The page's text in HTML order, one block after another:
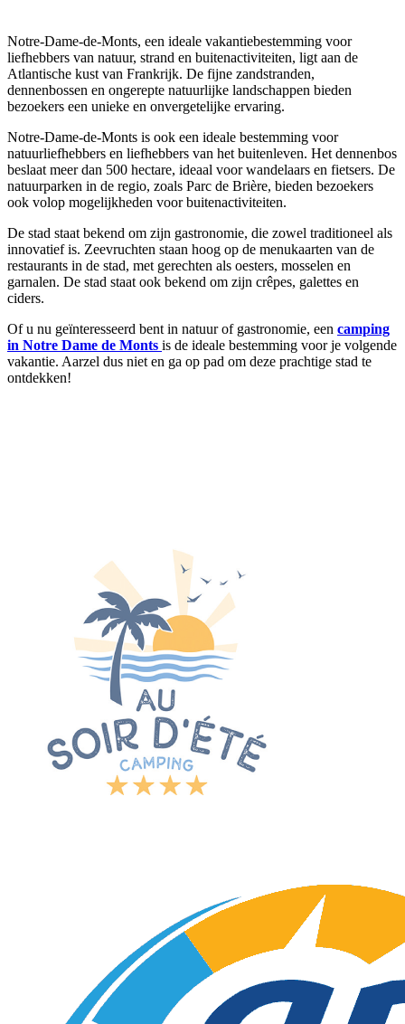
Notre-Dame-de-Monts, een ideale vakantiebestemming voor
liefhebbers van natuur, strand en buitenactiviteiten, ligt aan de
Atlantische kust van Frankrijk. De fijne zandstranden,
dennenbossen en ongerepte natuurlijke landschappen bieden
bezoekers een unieke en onvergetelijke ervaring.
Notre-Dame-de-Monts is ook een ideale bestemming voor
natuurliefhebbers en liefhebbers van het buitenleven. Het dennenbos
beslaat meer dan 500 hectare, ideaal voor wandelaars en fietsers. De
natuurparken in de regio, zoals Parc de Brière, bieden bezoekers
ook volop mogelijkheden voor buitenactiviteiten.
De stad staat bekend om zijn gastronomie, die zowel traditioneel als
innovatief is. Zeevruchten staan hoog op de menukaarten van de
restaurants in de stad, met gerechten als oesters, mosselen en
garnalen. De stad staat ook bekend om zijn crêpes, galettes en
ciders.
Of u nu geïnteresseerd bent in natuur of gastronomie, een camping
in Notre Dame de Monts is de ideale bestemming voor je volgende
vakantie. Aarzel dus niet en ga op pad om deze prachtige stad te
ontdekken!